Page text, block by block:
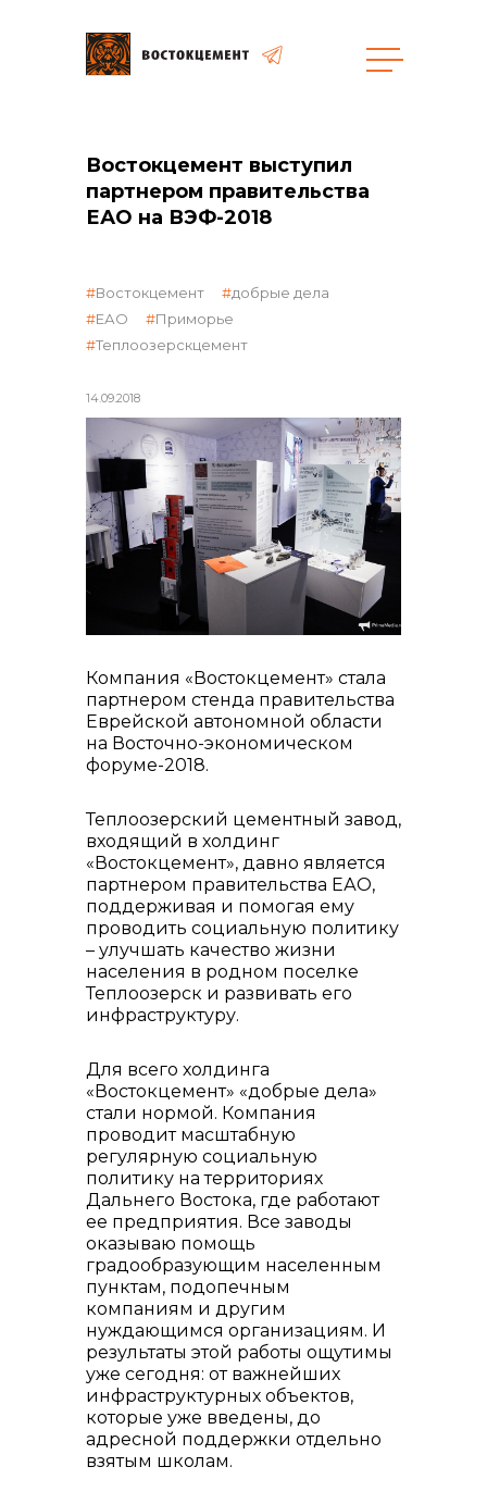
реализация неликвидов
контакты отдела закупок
Контакты
Востокцемент выступил
партнером правительства
ЕАО на ВЭФ-2018
14.09.2018
Востокцемент
добрые дела
ЕАО
Приморье
Теплоозерскцемент
Компания «Востокцемент» стала
партнером стенда правительства
Еврейской автономной области
на Восточно-экономическом
форуме-2018.
Теплоозерский цементный завод,
входящий в холдинг
«Востокцемент», давно является
партнером правительства ЕАО,
поддерживая и помогая ему
проводить социальную политику
– улучшать качество жизни
населения в родном поселке
Теплоозерск и развивать его
инфраструктуру.
Для всего холдинга
«Востокцемент» «добрые дела»
стали нормой. Компания
проводит масштабную
регулярную социальную
политику на территориях
Дальнего Востока, где работают
ее предприятия. Все заводы
оказываю помощь
градообразующим населенным
пунктам, подопечным
компаниям и другим
нуждающимся организациям. И
результаты этой работы ощутимы
уже сегодня: от важнейших
инфраструктурных объектов,
которые уже введены, до
адресной поддержки отдельно
взятым школам.